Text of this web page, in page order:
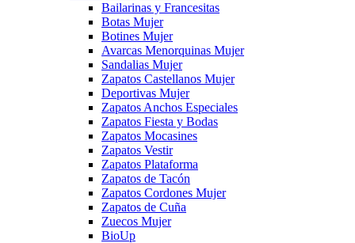
Bailarinas y Francesitas
Botas Mujer
Botines Mujer
Avarcas Menorquinas Mujer
Sandalias Mujer
Zapatos Castellanos Mujer
Deportivas Mujer
Zapatos Anchos Especiales
Zapatos Fiesta y Bodas
Zapatos Mocasines
Zapatos Vestir
Zapatos Plataforma
Zapatos de Tacón
Zapatos Cordones Mujer
Zapatos de Cuña
Zuecos Mujer
BioUp